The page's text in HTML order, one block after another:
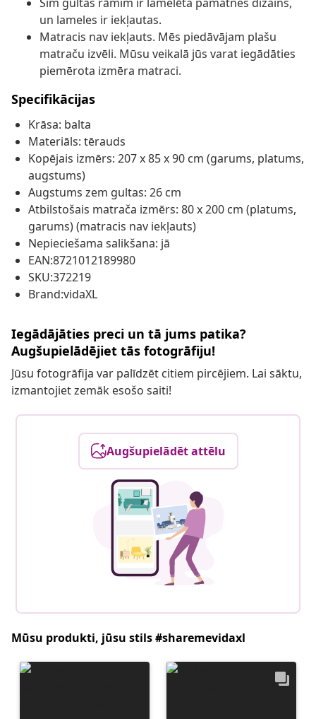
un lameles ir iekļautas.
Matracis nav iekļauts. Mēs piedāvājam plašu
matraču izvēli. Mūsu veikalā jūs varat iegādāties
piemērota izmēra matraci.
Specifikācijas
Krāsa: balta
Materiāls: tērauds
Kopējais izmērs: 207 x 85 x 90 cm (garums, platums,
augstums)
Augstums zem gultas: 26 cm
Atbilstošais matrača izmērs: 80 x 200 cm (platums,
garums) (matracis nav iekļauts)
Nepieciešama salikšana: jā
EAN:8721012189980
SKU:372219
Brand:vidaXL
Iegādājāties preci un tā jums patika?
Augšupielādējiet tās fotogrāfiju!
Jūsu fotogrāfija var palīdzēt citiem pircējiem. Lai sāktu,
izmantojiet zemāk esošo saiti!
Augšupielādēt attēlu
Mūsu produkti, jūsu stils #sharemevidaxl